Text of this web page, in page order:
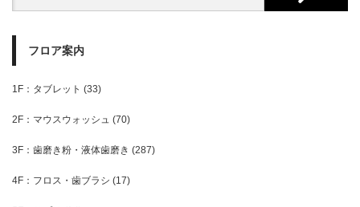
フロア案内
1F：タブレット (33)
2F：マウスウォッシュ (70)
3F：歯磨き粉・液体歯磨き (287)
4F：フロス・歯ブラシ (17)